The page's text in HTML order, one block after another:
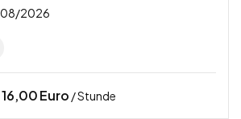
2026
16,00Euro / Stunde